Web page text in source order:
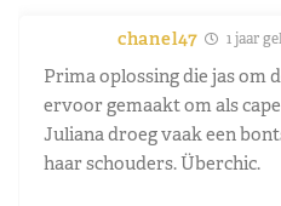
chanel47 1 jaar
Prima oplossing die jas om
ervoor gemaakt om als
Juliana droeg vaak een
haar schouders. Überchic.